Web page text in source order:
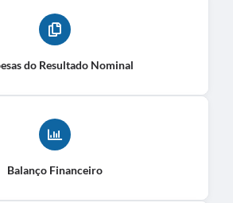
do Resultado Nominal
Balanço Financeiro